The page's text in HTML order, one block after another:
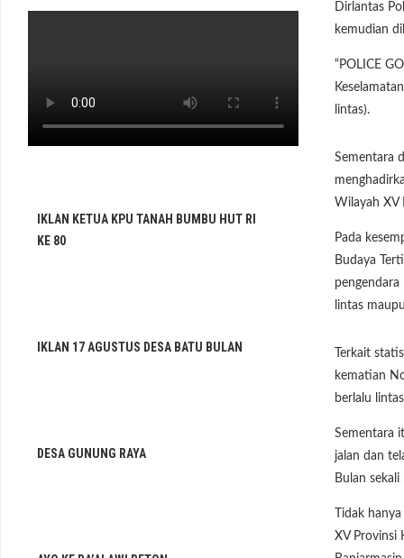
Dirlantas
kemudian
“POLICE
lintas).
Sementara
Wilayah XV
Pada
Budaya
lintas
Terkait
kematian
berlalu
Sementara
jalan dan
Bulan
Tidak
XV Provinsi
IKLAN KETUA KPU TANAH BUMBU HUT RI
KE 80
IKLAN 17 AGUSTUS DESA BATU BULAN
DESA GUNUNG RAYA